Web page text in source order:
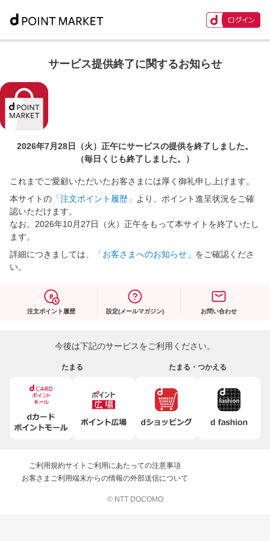
サービス提供終了に関するお知らせ
2026年7月28日（火）正午にサービスの提供を終了しました。
（毎日くじも終了しました。）
これまでご愛顧いただいたお客さまには厚く御礼申し上げます。
本サイトの 「注文ポイント履歴」
より、ポイント進呈状況をご確
認いただけます。
なお、2026年10月27日（火）正午をもって本サイトを終了いたし
ます。
詳細につきましては、
「お客さまへのお知らせ」 をご確認くださ
い。
注文ポイント履歴 設定(メールマガジン) お問い合わせ
今後は下記のサービスをご利用ください。
たまる たまる・つかえる
ご利用規約サイトご利用にあたっての注意事項
お客さまご利用端末からの情報の外部送信について
© NTT DOCOMO